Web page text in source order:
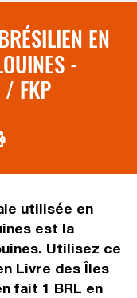
EN
-
/ FKP
utilisée en
est la
Utilisez ce
Livre des Îles
fait 1 BRL en